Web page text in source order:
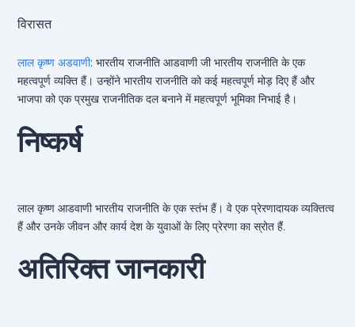
विरासत
लाल कृष्ण अडवाणी: भारतीय राजनीति आडवाणी जी भारतीय राजनीति के एक
महत्वपूर्ण व्यक्ति हैं। उन्होंने भारतीय राजनीति को कई महत्वपूर्ण मोड़ दिए हैं और
भाजपा को एक प्रमुख राजनीतिक दल बनाने में महत्वपूर्ण भूमिका निभाई है।
निष्कर्ष
लाल कृष्ण आडवाणी भारतीय राजनीति के एक स्तंभ हैं। वे एक प्रेरणादायक व्यक्तित्व
हैं और उनके जीवन और कार्य देश के युवाओं के लिए प्रेरणा का स्रोत हैं.
अतिरिक्त जानकारी